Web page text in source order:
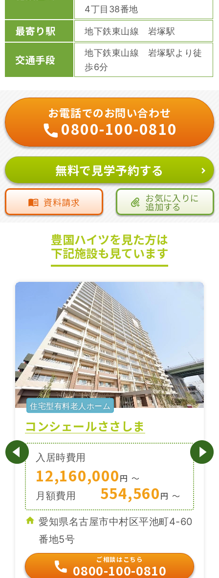
4丁目38番地
最寄り駅 地下鉄東山線 岩塚駅
交通手段
地下鉄東山線 岩塚駅より徒
歩6分
お電話でのお問い合わせ
0800-100-0810
無料で見学予約する
資料請求 お気に入りに
追加する
豊国ハイツを見た方は
下記施設も見ています
住宅型有料老人ホーム
コンシェールささしま
入居時費用
12,160,000円 〜
月額費用
554,560円 〜
愛知県名古屋市中村区平池町4-60
番地5号
ご相談はこちら
0800-100-0810